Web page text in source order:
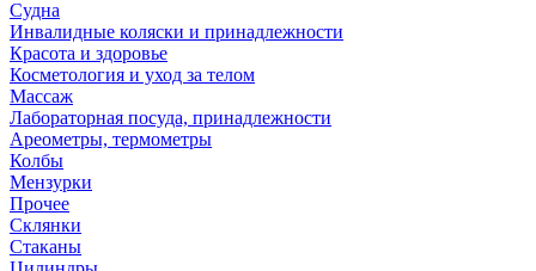
Судна
Инвалидные коляски и принадлежности
Красота и здоровье
Косметология и уход за телом
Массаж
Лабораторная посуда, принадлежности
Ареометры, термометры
Колбы
Мензурки
Прочее
Склянки
Стаканы